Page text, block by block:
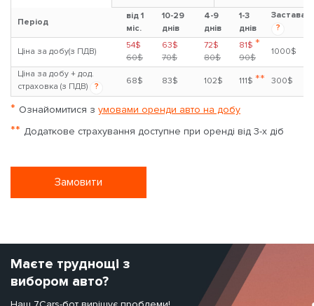
Період
від 1
міс.
10-29
днів
4-9
днів
1-3
днів
Застава
?
Ціна за добу(з ПДВ)
54$
60$
63$
70$
72$
80$
81$ *
90$
1000$
Ціна за добу + дод.
страховка (з ПДВ)
?
68$ 83$ 102$ 111$ ** 300$
* Ознайомитися з умовами оренди авто на добу
** Додаткове страхування доступне при оренді від 3-х діб
Замовити
Маєте труднощі з
вибором авто?